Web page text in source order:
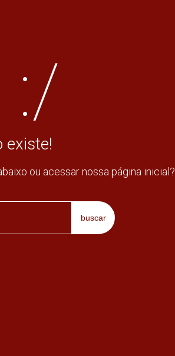
existe!
ou acessar nossa página inicial?